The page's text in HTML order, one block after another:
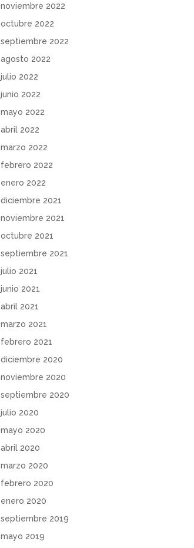
noviembre 2022
octubre 2022
septiembre 2022
agosto 2022
julio 2022
junio 2022
mayo 2022
abril 2022
marzo 2022
febrero 2022
enero 2022
diciembre 2021
noviembre 2021
octubre 2021
septiembre 2021
julio 2021
junio 2021
abril 2021
marzo 2021
febrero 2021
diciembre 2020
noviembre 2020
septiembre 2020
julio 2020
mayo 2020
abril 2020
marzo 2020
febrero 2020
enero 2020
septiembre 2019
mayo 2019